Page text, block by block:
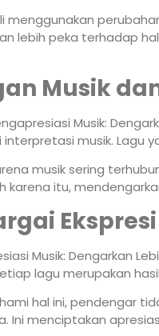
menggunakan
lebih peka terhadap
Musik
Musik:
musik. Lagu
musik sering
karena itu,
Musik: Dengarkan
lagu merupakan
hal ini, pendengar
Ini menciptakan